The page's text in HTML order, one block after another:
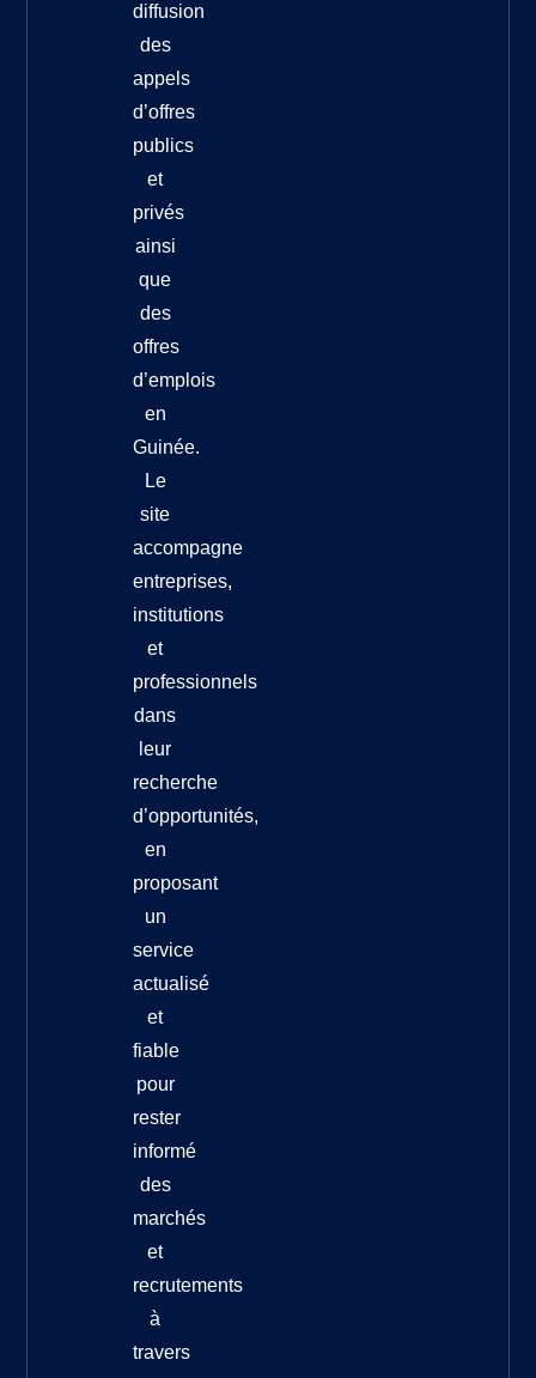
diffusion
des
appels
d’offres
publics
et
privés
ainsi
que
des
offres
d’emplois
en
Guinée.
Le
site
accompagne
entreprises,
institutions
et
professionnels
dans
leur
recherche
d’opportunités,
en
proposant
un
service
actualisé
et
fiable
pour
rester
informé
des
marchés
et
recrutements
à
travers